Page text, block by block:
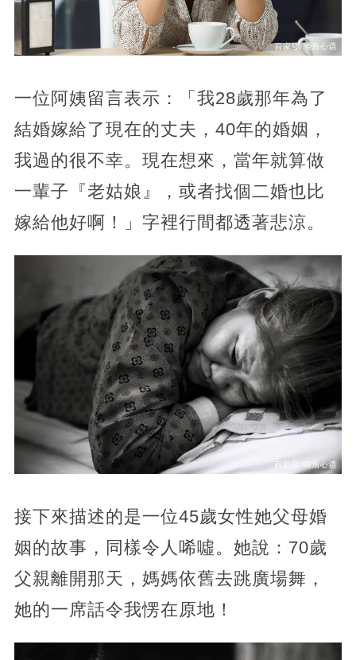
一位阿姨留言表示：「我28歲那年為了
結婚嫁給了現在的丈夫，40年的婚姻，
我過的很不幸。現在想來，當年就算做
一輩子『老姑娘』，或者找個二婚也比
嫁給他好啊！」字裡行間都透著悲涼。
接下來描述的是一位45歲女性她父母婚
姻的故事，同樣令人唏噓。她說：70歲
父親離開那天，媽媽依舊去跳廣場舞，
她的一席話令我愣在原地！